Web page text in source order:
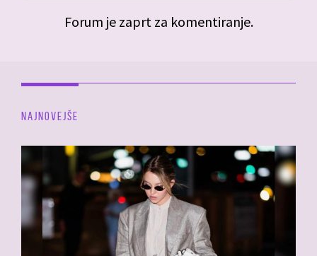
Forum je zaprt za komentiranje.
NAJNOVEJŠE